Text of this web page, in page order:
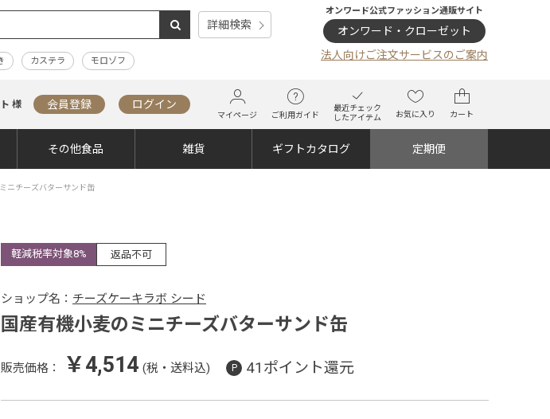
詳細検索
カステラ モロゾフ
オンワード公式ファッション通販サイト
オンワード・クローゼット
法人向けご注文サービスのご案内
様 会員登録 ログイン
マイページ ご利用ガイド
最近チェック
したアイテム
お気に入り カート
その他食品 雑貨 ギフトカタログ 定期便
ニチーズバターサンド缶
軽減税率対象8% 返品不可
ショップ名： チーズケーキラボ シード
国産有機小麦のミニチーズバターサンド缶
販売価格： ￥4,514 (税・送料込) 41ポイント還元